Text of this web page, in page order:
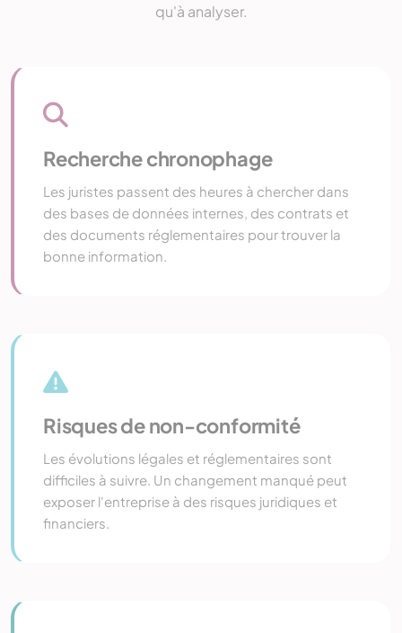
qu'à analyser.
Recherche chronophage
Les juristes passent des heures à chercher dans
des bases de données internes, des contrats et
des documents réglementaires pour trouver la
bonne information.
Risques de non-conformité
Les évolutions légales et réglementaires sont
difficiles à suivre. Un changement manqué peut
exposer l'entreprise à des risques juridiques et
financiers.